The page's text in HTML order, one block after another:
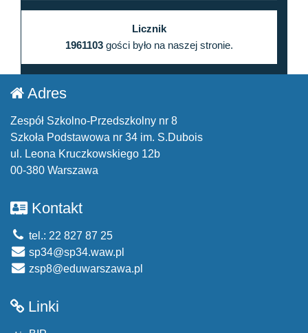
Licznik
1961103 gości było na naszej stronie.
Adres
Zespół Szkolno-Przedszkolny nr 8
Szkoła Podstawowa nr 34 im. S.Dubois
ul. Leona Kruczkowskiego 12b
00-380 Warszawa
Kontakt
tel.: 22 827 87 25
sp34@sp34.waw.pl
zsp8@eduwarszawa.pl
Linki